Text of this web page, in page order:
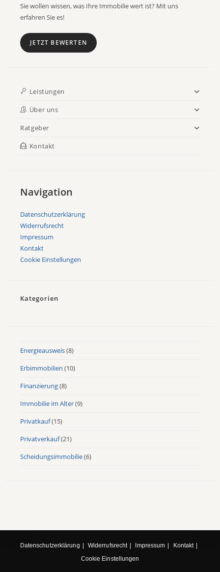
Sie wollen wissen, was Ihre Immobilie wert ist? Mit uns
erfahren Sie es!
JETZT BEWERTEN
Leistungen
Über uns
Ratgeber
Kontakt
Navigation
Datenschutzerklärung
Widerrufsrecht
Impressum
Kontakt
Cookie Einstellungen
Kategorien
Energieausweis(8)
Erbimmobilien (10)
Finanzierung(8)
Immobilie im Alter(9)
Privatkauf(15)
Privatverkauf(21)
Scheidungsimmobilie(6)
Datenschutzerklärung Widerrufsrecht Impressum
Kontakt
Cookie Einstellungen